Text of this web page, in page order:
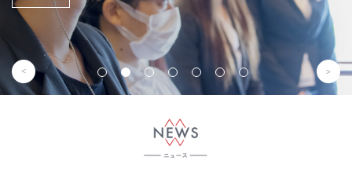
事業概要を見る